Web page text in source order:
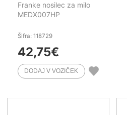
Franke nosilec za milo
MEDX007HP
Šifra: 118729
42,75€